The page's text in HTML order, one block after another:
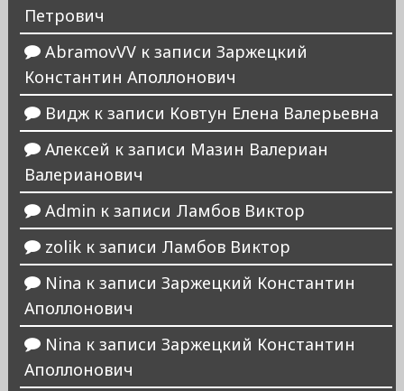
Петрович
AbramovVVк записи Заржецкий
Константин Аполлонович
Виджк записи Ковтун Елена Валерьевна
Алексей к записи Мазин Валериан
Валерианович
Admin к записи Ламбов Виктор
zolikк записи Ламбов Виктор
Nina к записи Заржецкий Константин
Аполлонович
Nina к записи Заржецкий Константин
Аполлонович